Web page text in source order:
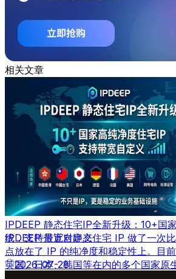
相关文章
IPDEEP 静态住宅IP全新升级：10+国
线，支持带宽自定义
IPDEEP 最近对静态住宅 IP 做了一次
点放在了 IP 的纯净度和稳定性上。目
英国、日本、韩国等在内的多个国家原
2026-07-28